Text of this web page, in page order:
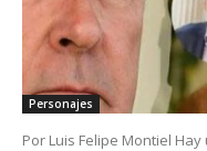
Personajes
Por Luis Felipe Montiel